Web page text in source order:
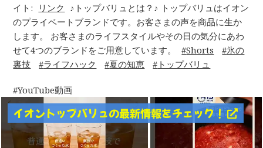
イト:
リンク ♪トップバリュとは？♪ トップバリュはイオン
のプライベートブランドです。お客さまの声を商品に生か
します。 お客さまのライフスタイルやその日の気分にあわ
せて4つのブランドをご用意しています。
Shorts
氷の
裏技
ライフハック 夏の知恵 トップバリュ
YouTube動画
イオントップバリュの最新情報をチェック！